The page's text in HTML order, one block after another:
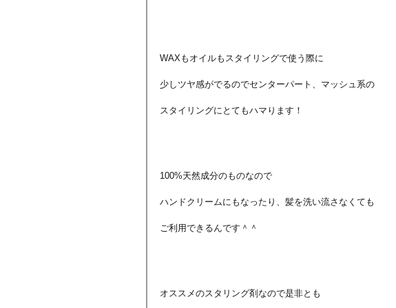
WAXもオイルもスタイリングで使う際に
少しツヤ感がでるのでセンターパート、マッシュ系の
スタイリングにとてもハマります！
100%天然成分のものなので
ハンドクリームにもなったり、髪を洗い流さなくても
ご利用できるんです＾＾
オススメのスタリング剤なので是非とも